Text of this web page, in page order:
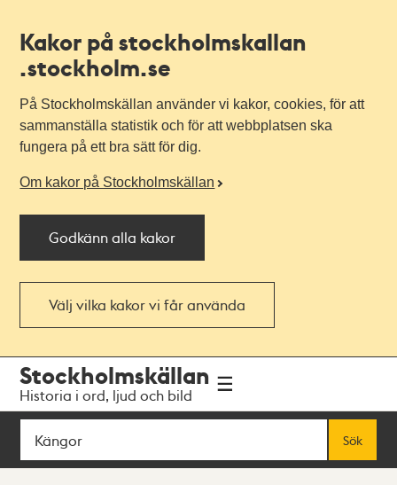
Kakor på stockholmskallan
.stockholm.se
På Stockholmskällan använder vi kakor, cookies, för att
sammanställa statistik och för att webbplatsen ska
fungera på ett bra sätt för dig.
Om kakor på Stockholmskällan
Godkänn alla kakor
Välj vilka kakor vi får använda
navigationen
huvudinnehållet
Stockholmskällan
Historia i ord, ljud och bild
Sök
Sök